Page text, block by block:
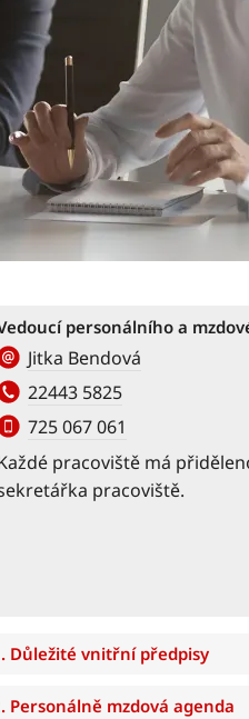
personálního a
Jitka Bendová
22443 5825
725 067 061
pracoviště má
pracoviště.
Důležité vnitřní předpisy
Personálně mzdová agenda